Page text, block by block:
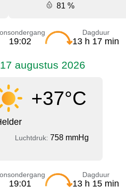
81 %
19:02
Dagduur
13 h 17 min
augustus 2026
+37°C
Luchtdruk: 758 mmHg
19:01
Dagduur
13 h 15 min